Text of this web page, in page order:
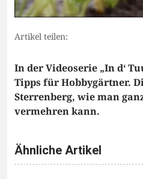
Artikel teilen:
In der Videoserie „In d‘
Tipps für Hobbygärtner.
Sterrenberg, wie man
vermehren kann.
Ähnliche Artikel